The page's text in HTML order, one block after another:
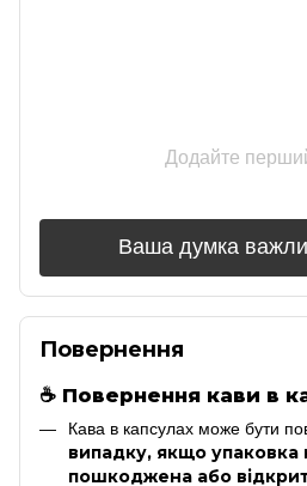
Додайте
Ваша думка
Повернення
☕ Повернення кави в
Кава в капсулах може бути
випадку, якщо упаковка
пошкоджена або